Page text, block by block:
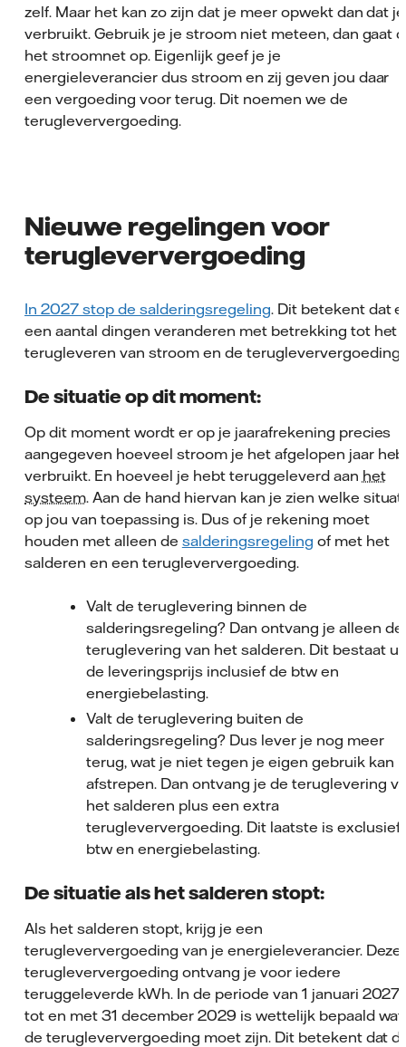
zelf. Maar het kan zo zijn dat je meer opwekt dan dat je
verbruikt. Gebruik je je stroom niet meteen, dan gaat
het stroomnet op. Eigenlijk geef je je
energieleverancier dus stroom en zij geven jou daar
een vergoeding voor terug. Dit noemen we de
terugleververgoeding.
Nieuwe regelingen voor
terugleververgoeding
In 2027 stop de salderingsregeling. Dit betekent dat
een aantal dingen veranderen met betrekking tot het
terugleveren van stroom en de terugleververgoeding.
De situatie op dit moment:
Op dit moment wordt er op je jaarafrekening precies
aangegeven hoeveel stroom je het afgelopen jaar
verbruikt. En hoeveel je hebt teruggeleverd aan het
systeem. Aan de hand hiervan kan je zien welke
op jou van toepassing is. Dus of je rekening moet
houden met alleen de salderingsregeling of met het
salderen en een terugleververgoeding.
Valt de teruglevering binnen de
salderingsregeling? Dan ontvang je alleen de
teruglevering van het salderen. Dit bestaat
de leveringsprijs inclusief de btw en
energiebelasting.
Valt de teruglevering buiten de
salderingsregeling? Dus lever je nog meer
terug, wat je niet tegen je eigen gebruik kan
afstrepen. Dan ontvang je de teruglevering
het salderen plus een extra
terugleververgoeding. Dit laatste is exclusief
btw en energiebelasting.
De situatie als het salderen stopt:
Als het salderen stopt, krijg je een
terugleververgoeding van je energieleverancier. Deze
terugleververgoeding ontvang je voor iedere
teruggeleverde kWh. In de periode van 1 januari 2027
tot en met 31 december 2029 is wettelijk bepaald wat
de terugleververgoeding moet zijn. Dit betekent dat